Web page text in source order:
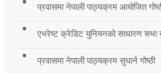
प्रवासमा नेपाली पाठ्यक्रम आयोजित
एभरेष्ट क्रेडिट युनियनको साधारण सभा
प्रवासमा नेपाली पाठ्यक्रम सुधार्न गोष्ठी